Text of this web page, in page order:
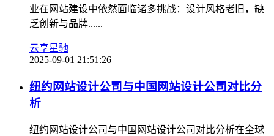
业在网站建设中依然面临诸多挑战：设计风格老旧，缺
乏创新与品牌......
云享星驰
2025-09-01 21:51:26
纽约网站设计公司与中国网站设计公司对比分
析
纽约网站设计公司与中国网站设计公司对比分析在全球